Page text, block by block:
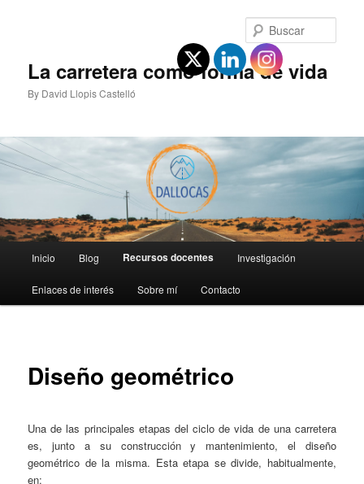
La carretera como forma de vida
By David Llopis Castelló
principal
Inicio Blog Recursos docentes Investigación
Enlaces de interés Sobre mí Contacto
Diseño geométrico
Una de las principales etapas del ciclo de vida de una carretera
es, junto a su construcción y mantenimiento, el diseño
geométrico de la misma. Esta etapa se divide, habitualmente,
en: